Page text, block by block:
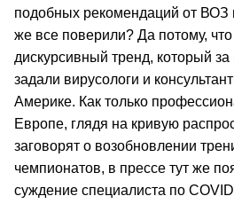
подобных рекомендаций от ВОЗ
же все поверили? Да потому,
дискурсивный тренд, который
задали вирусологи и
Америке. Как только
Европе, глядя на кривую
заговорят о возобновлении
чемпионатов, в прессе тут же
суждение специалиста по